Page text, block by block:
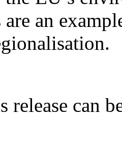
are an
release can